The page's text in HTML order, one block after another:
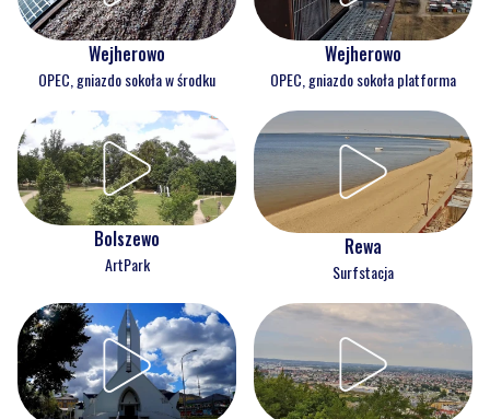
Wejherowo
OPEC, gniazdo sokoła w środku
Wejherowo
OPEC, gniazdo sokoła platforma
Bolszewo
ArtPark
Rewa
Surfstacja